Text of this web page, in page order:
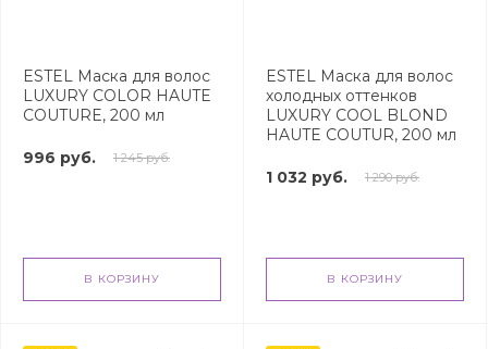
ESTEL Маска для волос
LUXURY COLOR HAUTE
COUTURE, 200 мл
996 руб. 1 245 руб.
В КОРЗИНУ
ESTEL Маска для волос
холодных оттенков
LUXURY COOL BLOND
HAUTE COUTUR, 200 мл
1 032 руб. 1 290 руб.
В КОРЗИНУ